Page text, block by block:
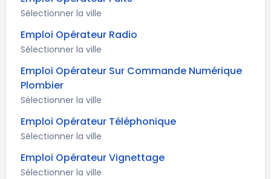
Sélectionner la ville
Emploi Opérateur Radio
Sélectionner la ville
Emploi Opérateur Sur Commande Numérique
Plombier
Sélectionner la ville
Emploi Opérateur Téléphonique
Sélectionner la ville
Emploi Opérateur Vignettage
Sélectionner la ville